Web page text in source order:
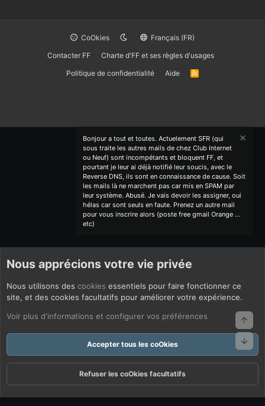
CoOkies
Français (FR)
Contacter FF
Charte d'FF et ses règles d'usages
Politique de confidentialité
Aide
R
Bonjour a tout et toutes. Actuelement SFR (qui
sous traite les autres mails de chez Club Internet
ou Neuf) sont incompétants et bloquent FF, et
pourtant je leur ai déjà notifié leur soucis, avec le
Reverse DNS, ils sont en connaissance de cause. Soit
les mails là ne marchent pas car mis en SPAM par
leur système. Abusé. Je vais devoir les assigner, oui
hélas car sont seuls en faute. Prenez un autre mail
pour vous inscrire alors (poste free gmail Orange ...
etc)
Nous apprécions votre vie privée
Nous utilisons des cookies essentiels pour faire fonctionner ce
site, et des cookies facultatifs pour améliorer votre expérience.
Voir plus d'informations et configurer vos préférences
Accepter tous les coOkies
Refuser les coOkies facultatifs